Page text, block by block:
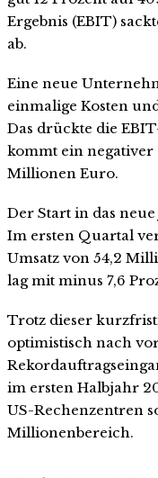
Ergebnis (EBIT)
ab.
Eine neue
einmalige Kosten
Das drückte die
kommt ein negativer
Millionen Euro.
Der Start in das
Im ersten Quartal
Umsatz von 54,2
lag mit minus 7,6
Trotz dieser
optimistisch nach
im ersten Halbjahr
US-Rechenzentren
Millionenbereich.